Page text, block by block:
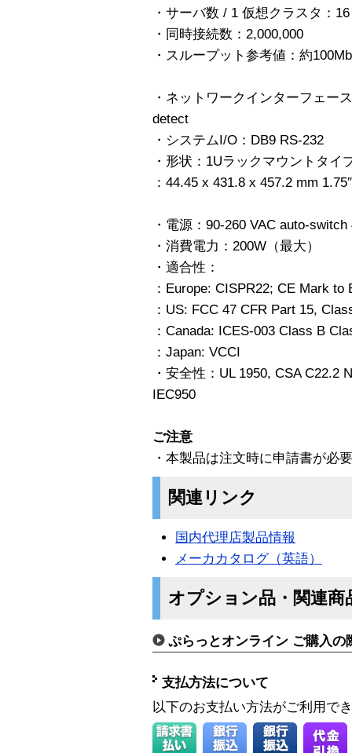
・サーバ数 / 1 仮想クラスタ：16
・同時接続数：2,000,000
・スループット参考値：約
・ネットワークインターフェー
detect
・システムI/O：DB9 RS-232
・形状：1Uラックマウントタイ
：44.45 x 431.8 x 457.2 mm
・電源：90-260 VAC auto-
・消費電力：200W（最大）
・適合性：
：Europe: CISPR22; CE Mark to
：US: FCC 47 CFR Part 15,
：Canada: ICES-003 Class B
：Japan: VCCI
・安全性：UL 1950, CSA C22.2
IEC950
ご注意
・本製品は注文時に申請書が必
関連リンク
国内代理店製品情報
メーカカタログ（英語）
オプション品・関連商
ぷらっとオンライン ご購入の
支払方法について
以下のお支払い方法がご利用で